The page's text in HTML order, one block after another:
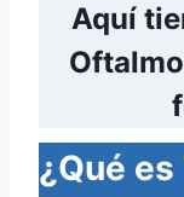
Aquí
¿Qué